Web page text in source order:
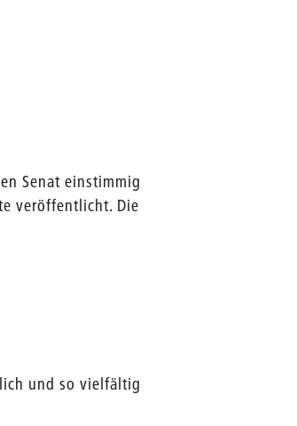
Senat einstimmig
veröffentlicht. Die
und so vielfältig